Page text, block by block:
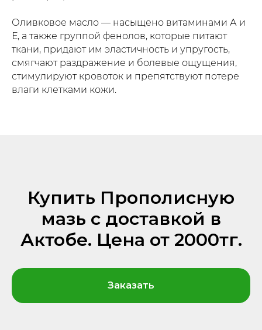
Оливковое масло — насыщено витаминами А и
Е, а также группой фенолов, которые питают
ткани, придают им эластичность и упругость,
смягчают раздражение и болевые ощущения,
стимулируют кровоток и препятствуют потере
влаги клетками кожи.
Купить Прополисную
мазь с доставкой в
Актобе. Цена от 2000тг.
Заказать